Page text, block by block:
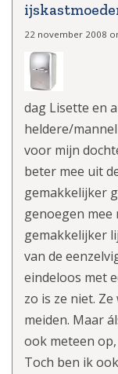
22 november 2008
dag Lisette en
heldere/
voor mijn
beter mee uit
gemakkelijker
genoegen mee
gemakkelijker
van de
eindeloos met
zo is ze niet.
meiden. Maar
ook meteen
Toch ben ik